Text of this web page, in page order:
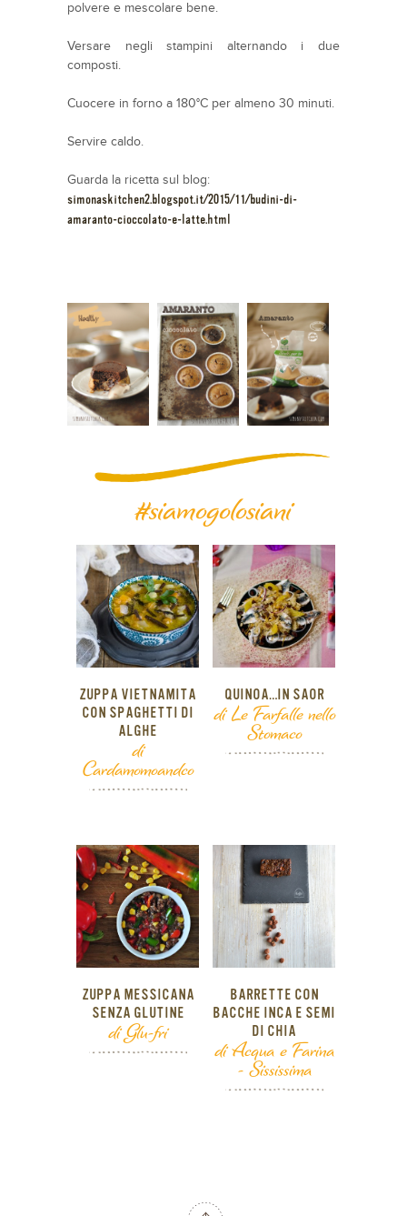
polvere e mescolare bene.
Versare negli stampini alternando i due
composti.
Cuocere in forno a 180°C per almeno 30 minuti.
Servire caldo.
Guarda la ricetta sul blog:
simonaskitchen2.blogspot.it/2015/11/budini-di-
amaranto-cioccolato-e-latte.html
#siamogolosiani
ZUPPA VIETNAMITA
CON SPAGHETTI DI
ALGHE
di
Cardamomoandco
QUINOA…IN SAOR
di Le Farfalle nello
Stomaco
ZUPPA MESSICANA
SENZA GLUTINE
di Glu-fri
BARRETTE CON
BACCHE INCA E SEMI
DI CHIA
di Acqua e Farina
- Sississima